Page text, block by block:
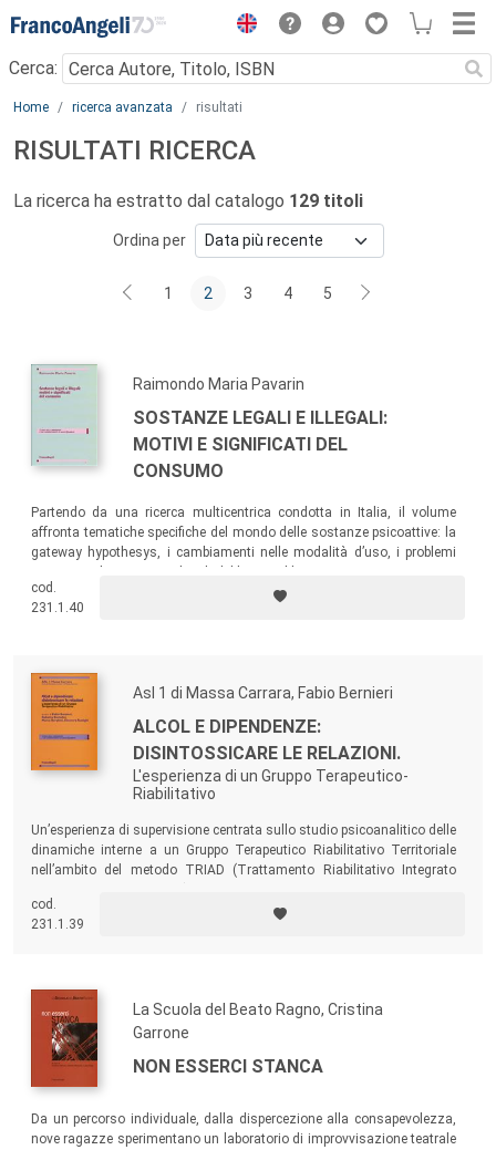
Menu
Cerca:
Main content
Home ricerca avanzata risultati
RISULTATI RICERCA
La ricerca ha estratto dal catalogo 129 titoli
Ordina per
1 2 3 4 5
Raimondo Maria Pavarin
SOSTANZE LEGALI E ILLEGALI:
MOTIVI E SIGNIFICATI DEL
CONSUMO
Partendo da una ricerca multicentrica condotta in Italia, il volume
affronta tematiche specifiche del mondo delle sostanze psicoattive: la
gateway hypothesys, i cambiamenti nelle modalità d’uso, i problemi
pericolosi…
cod.
231.1.40
Asl 1 di Massa Carrara, Fabio Bernieri
ALCOL E DIPENDENZE:
DISINTOSSICARE LE RELAZIONI.
L'esperienza di un Gruppo Terapeutico-
Riabilitativo
Un’esperienza di supervisione centrata sullo studio psicoanalitico delle
dinamiche interne a un Gruppo Terapeutico Riabilitativo Territoriale
nell’ambito del metodo TRIAD (Trattamento Riabilitativo Integrato
soggetti protagonisti hanno potuto valutare la qualità dei cambiamenti
individuali e relazionali avvenuti all’interno del gruppo.
cod.
231.1.39
La Scuola del Beato Ragno, Cristina
Garrone
NON ESSERCI STANCA
Da un percorso individuale, dalla dispercezione alla consapevolezza,
nove ragazze sperimentano un laboratorio di improvvisazione teatrale